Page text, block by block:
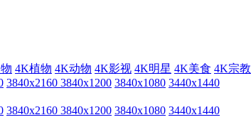
4K植物 4K动物 4K影视 4K明星 4K美食 4K宗教
3840x2160 3840x1200 3840x1080 3440x1440
3840x2160 3840x1200 3840x1080 3440x1440